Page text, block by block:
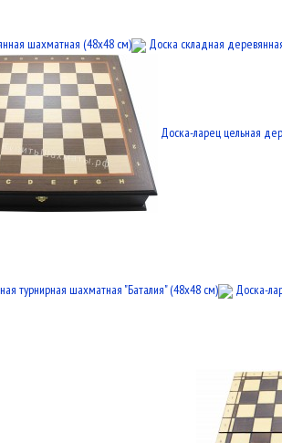
шахматная (48x48 см) Доска складная
Доска-ларец цельная
турнирная шахматная "Баталия" (48x48 см) Доска-